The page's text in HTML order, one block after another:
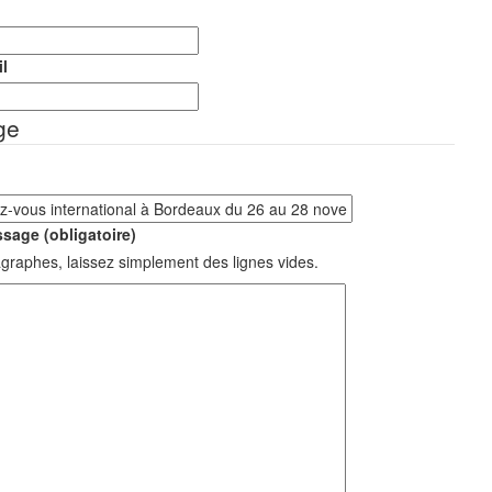
(obligatoire)
laissez simplement des lignes vides.